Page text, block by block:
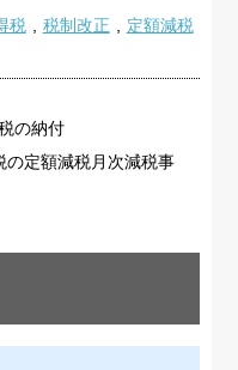
税 税制改正 定額減税
の納付
の定額減税月次減税事